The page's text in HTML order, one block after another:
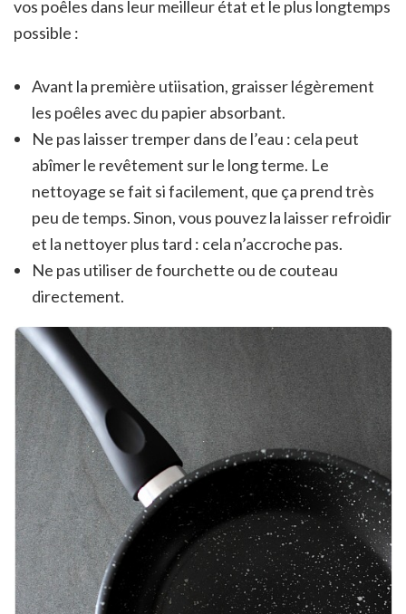
vos poêles dans leur meilleur état et le plus longtemps
possible :
Avant la première utiisation, graisser légèrement
les poêles avec du papier absorbant.
Ne pas laisser tremper dans de l’eau : cela peut
abîmer le revêtement sur le long terme. Le
nettoyage se fait si facilement, que ça prend très
peu de temps. Sinon, vous pouvez la laisser refroidir
et la nettoyer plus tard : cela n’accroche pas.
Ne pas utiliser de fourchette ou de couteau
directement.